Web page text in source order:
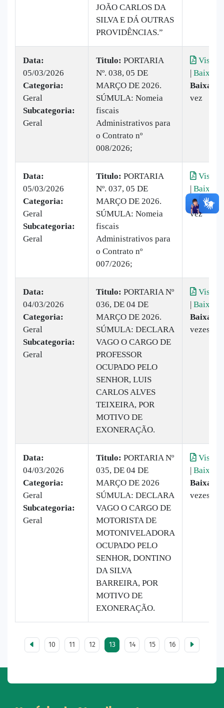
JOÃO CARLOS DA
SILVA E DÁ OUTRAS
PROVIDÊNCIAS.”
Data:
05/03/2026
Categoria:
Geral
Subcategoria:
Geral
Titulo: PORTARIA
Nº. 038, 05 DE
MARÇO DE 2026.
SÚMULA: Nomeia
fiscais
Administrativos para
o Contrato nº
008/2026;
| Baixar
Baixado:
vez
Data:
05/03/2026
Categoria:
Geral
Subcategoria:
Geral
Titulo: PORTARIA
Nº. 037, 05 DE
MARÇO DE 2026.
SÚMULA: Nomeia
fiscais
Administrativos para
o Contrato nº
007/2026;
| Baixar
Baixado:
vez
Data:
04/03/2026
Categoria:
Geral
Subcategoria:
Geral
Titulo: PORTARIA Nº
036, DE 04 DE
MARÇO DE 2026.
SÚMULA: DECLARA
VAGO O CARGO DE
PROFESSOR
OCUPADO PELO
SENHOR, LUIS
CARLOS ALVES
TEIXEIRA, POR
MOTIVO DE
EXONERAÇÃO.
| Baixar
Baixado:
vezes
Data:
04/03/2026
Categoria:
Geral
Subcategoria:
Geral
Titulo: PORTARIA Nº
035, DE 04 DE
MARÇO DE 2026
SÚMULA: DECLARA
VAGO O CARGO DE
MOTORISTA DE
MOTONIVELADORA
OCUPADO PELO
SENHOR, DONTINO
DA SILVA
BARREIRA, POR
MOTIVO DE
EXONERAÇÃO.
| Baixar
Baixado:
vezes
10 11 12 13 14 15 16